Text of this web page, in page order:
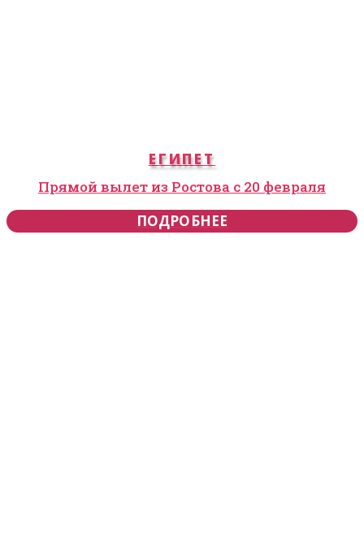
ЕГИПЕТ
Прямой вылет из Ростова с 20 февраля
ПОДРОБНЕЕ